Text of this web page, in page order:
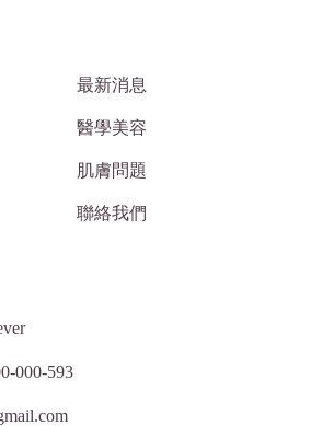
最新消息
醫學美容
肌膚問題
聯絡我們
000-593